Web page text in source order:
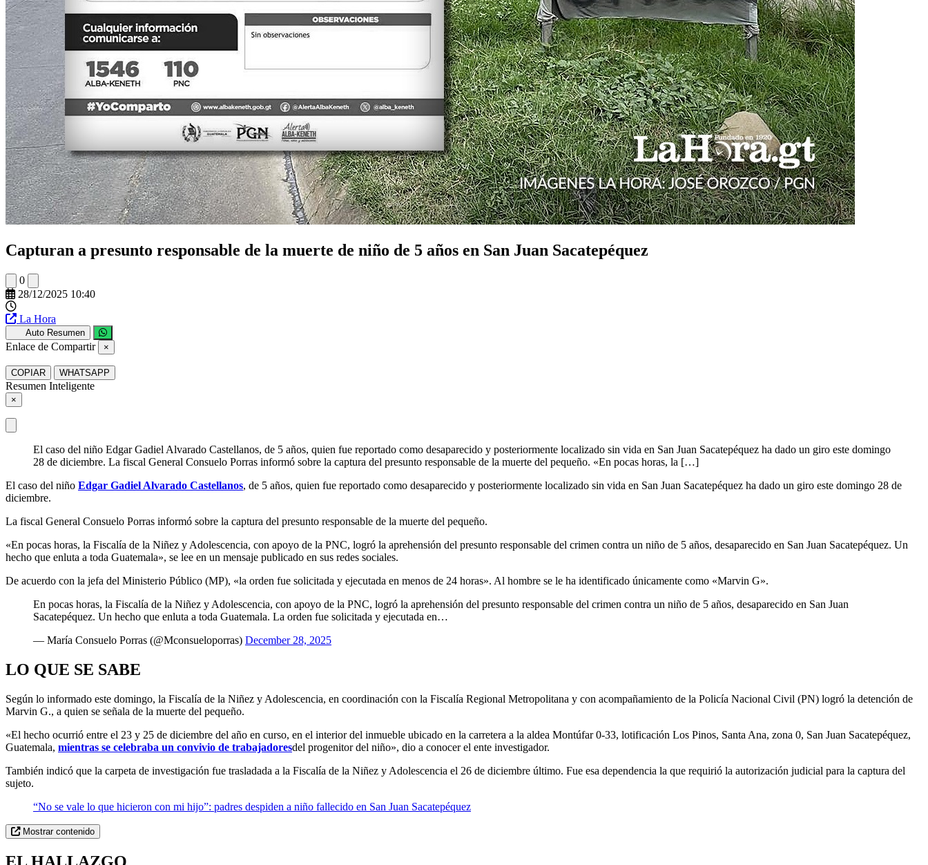
Capturan a presunto responsable de la muerte de niño de 5 años en San Juan Sacatepéquez
0
28/12/2025 10:40
La Hora
Auto Resumen
Enlace de Compartir ×
COPIAR WHATSAPP
Resumen Inteligente
×
El caso del niño Edgar Gadiel Alvarado Castellanos, de 5 años, quien fue reportado como desaparecido y posteriormente localizado sin vida en San Juan Sacatepéquez ha dado un giro este domingo
28 de diciembre. La fiscal General Consuelo Porras informó sobre la captura del presunto responsable de la muerte del pequeño. «En pocas horas, la […]
El caso del niño Edgar Gadiel Alvarado Castellanos, de 5 años, quien fue reportado como desaparecido y posteriormente localizado sin vida en San Juan Sacatepéquez ha dado un giro este domingo 28 de
diciembre.
La fiscal General Consuelo Porras informó sobre la captura del presunto responsable de la muerte del pequeño.
«En pocas horas, la Fiscalía de la Niñez y Adolescencia, con apoyo de la PNC, logró la aprehensión del presunto responsable del crimen contra un niño de 5 años, desaparecido en San Juan Sacatepéquez. Un
hecho que enluta a toda Guatemala», se lee en un mensaje publicado en sus redes sociales.
De acuerdo con la jefa del Ministerio Público (MP), «la orden fue solicitada y ejecutada en menos de 24 horas». Al hombre se le ha identificado únicamente como «Marvin G».
En pocas horas, la Fiscalía de la Niñez y Adolescencia, con apoyo de la PNC, logró la aprehensión del presunto responsable del crimen contra un niño de 5 años, desaparecido en San Juan
Sacatepéquez. Un hecho que enluta a toda Guatemala. La orden fue solicitada y ejecutada en…
— María Consuelo Porras (@Mconsueloporras) December 28, 2025
LO QUE SE SABE
Según lo informado este domingo, la Fiscalía de la Niñez y Adolescencia, en coordinación con la Fiscalía Regional Metropolitana y con acompañamiento de la Policía Nacional Civil (PN) logró la detención de
Marvin G., a quien se señala de la muerte del pequeño.
«El hecho ocurrió entre el 23 y 25 de diciembre del año en curso, en el interior del inmueble ubicado en la carretera a la aldea Montúfar 0-33, lotificación Los Pinos, Santa Ana, zona 0, San Juan Sacatepéquez,
Guatemala, mientras se celebraba un convivio de trabajadoresdel progenitor del niño», dio a conocer el ente investigador.
También indicó que la carpeta de investigación fue trasladada a la Fiscalía de la Niñez y Adolescencia el 26 de diciembre último. Fue esa dependencia la que requirió la autorización judicial para la captura del
sujeto.
“No se vale lo que hicieron con mi hijo”: padres despiden a niño fallecido en San Juan Sacatepéquez
Mostrar contenido
EL HALLAZGO